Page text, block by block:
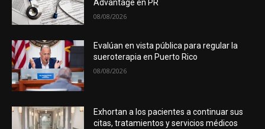
Advantage en PR
08/08/2026
Evalúan en vista pública para regular la
sueroterapia en Puerto Rico
08/08/2026
Exhortan a los pacientes a continuar sus
citas, tratamientos y servicios médicos